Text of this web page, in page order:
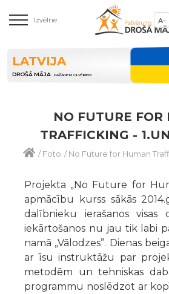
Izvēlne A-
LATVIJA
DROŠĀ MĀJA DAŽĀDIEM CILVĒKIEM
NO FUTURE FOR
TRAFFICKING -
/Foto /No Future for Human
Projekta „No Future for
apmācību kurss sākās
dalībnieku ierašanos visas
iekārtošanos nu jau tik labi
namā „Vālodzes”. Dienas
ar īsu instruktāžu par
metodēm un tehniskas
programmu noslēdzot ar